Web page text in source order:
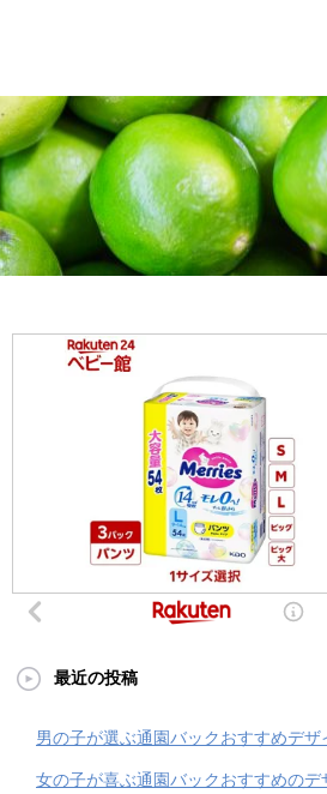
最近の投稿
男の子が選ぶ通園バックおすすめデザ
女の子が喜ぶ通園バックおすすめのデ